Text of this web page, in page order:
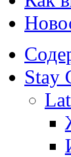
Stay